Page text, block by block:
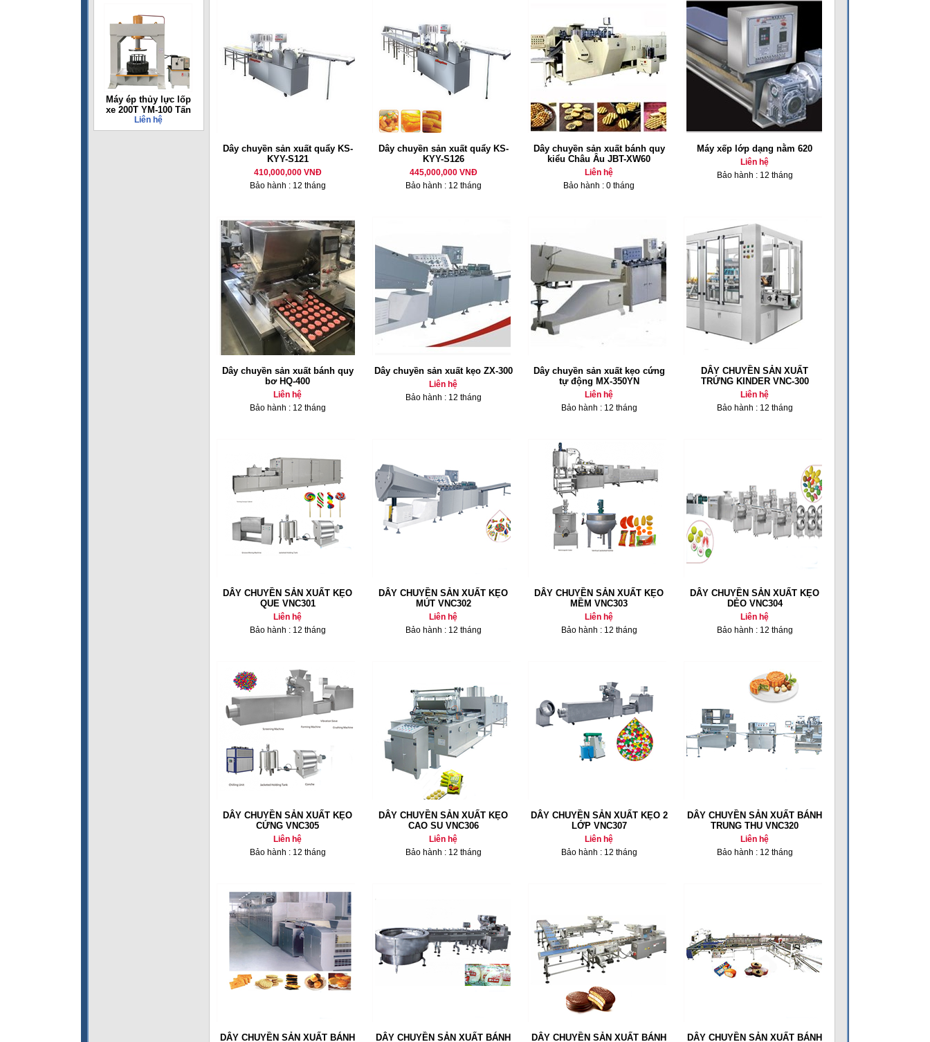
Máy ép thủy lực lốp
xe 200T YM-100 Tấn
Liên hệ
Dây chuyền sản xuất quẩy KS-
KYY-S121
410,000,000 VNĐ
Bảo hành : 12 tháng
Dây chuyền sản xuất quẩy KS-
KYY-S126
445,000,000 VNĐ
Bảo hành : 12 tháng
Dây chuyền sản xuất bánh quy
kiểu Châu Âu JBT-XW60
Liên hệ
Bảo hành : 0 tháng
Máy xếp lớp dạng nằm 620
Liên hệ
Bảo hành : 12 tháng
Dây chuyền sản xuất bánh quy
bơ HQ-400
Liên hệ
Bảo hành : 12 tháng
Dây chuyền sản xuất kẹo ZX-300
Liên hệ
Bảo hành : 12 tháng
Dây chuyền sản xuất kẹo cứng
tự động MX-350YN
Liên hệ
Bảo hành : 12 tháng
DÂY CHUYỀN SẢN XUẤT
TRỨNG KINDER VNC-300
Liên hệ
Bảo hành : 12 tháng
DÂY CHUYỀN SẢN XUẤT KẸO
QUE VNC301
Liên hệ
Bảo hành : 12 tháng
DÂY CHUYỀN SẢN XUẤT KẸO
MÚT VNC302
Liên hệ
Bảo hành : 12 tháng
DÂY CHUYỀN SẢN XUẤT KẸO
MỀM VNC303
Liên hệ
Bảo hành : 12 tháng
DÂY CHUYỀN SẢN XUẤT KẸO
DẺO VNC304
Liên hệ
Bảo hành : 12 tháng
DÂY CHUYỀN SẢN XUẤT KẸO
CỨNG VNC305
Liên hệ
Bảo hành : 12 tháng
DÂY CHUYỀN SẢN XUẤT KẸO
CAO SU VNC306
Liên hệ
Bảo hành : 12 tháng
DÂY CHUYỀN SẢN XUẤT KẸO 2
LỚP VNC307
Liên hệ
Bảo hành : 12 tháng
DÂY CHUYỀN SẢN XUẤT BÁNH
TRUNG THU VNC320
Liên hệ
Bảo hành : 12 tháng
DÂY CHUYỀN SẢN XUẤT BÁNH
DÂY CHUYỀN SẢN XUẤT BÁNH
DÂY CHUYỀN SẢN XUẤT BÁNH
DÂY CHUYỀN SẢN XUẤT BÁNH